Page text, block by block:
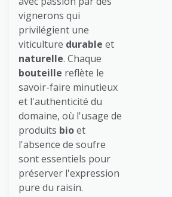
vignerons qui
privilégient une
viticulture durable et
naturelle. Chaque
bouteille reflète le
savoir-faire minutieux
et l'authenticité du
domaine, où l'usage de
produits bioet
l'absence de soufre
sont essentiels pour
préserver l'expression
pure du raisin.